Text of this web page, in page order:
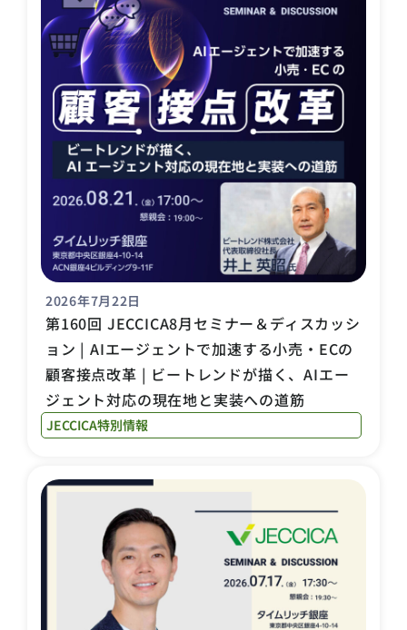
2026年7月22日
第160回 JECCICA8月セミナー＆ディスカッシ
ョン | AIエージェントで加速する小売・ECの
顧客接点改革 | ビートレンドが描く、AIエー
ジェント対応の現在地と実装への道筋
JECCICA特別情報